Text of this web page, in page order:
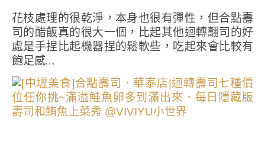
花枝處理的很乾淨，本身也很有彈性，但合點壽
司的醋飯真的很大一個，比起其他迴轉翿司的好
處是手捏比起機器捏的鬆軟些，吃起來會比較有
飽足感…